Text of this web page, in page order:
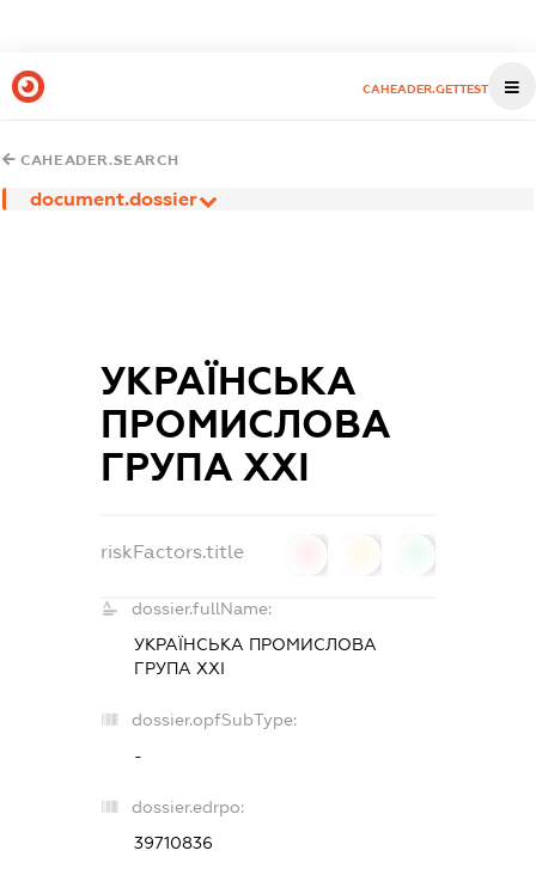
CAHEADER.GETTEST
CAHEADER.SEARCH
document.dossier
УКРАЇНСЬКА
ПРОМИСЛОВА
ГРУПА ХХІ
riskFactors.title
dossier.fullName:
УКРАЇНСЬКА ПРОМИСЛОВА
ГРУПА ХХІ
dossier.opfSubType:
-
dossier.edrpo:
39710836